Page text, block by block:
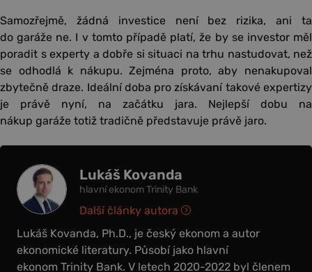
Samozřejmě, žádná investice není bez rizika, ani ta
do garáže ne. I v tomto případě platí, že by se investor měl
poradit s experty a dobře si situaci na trhu nastudovat, než
se odhodlá k nákupu. Zejména proto, aby nenakupoval
zbytečně draze. Ideální doba pro získávaní takové expertizy
je právě nyní, na začátku jara. Nejlepší dobu na
nákup garáže totiž tradičně představuje právě jaro.
Lukáš Kovanda
hlavní ekonom Trinity Bank
Lukáš Kovanda, Ph.D., je český ekonom a autor
ekonomické literatury. Působí jako hlavní
ekonom Trinity Bank. V letech 2020-2022 byl členem
Další články autora